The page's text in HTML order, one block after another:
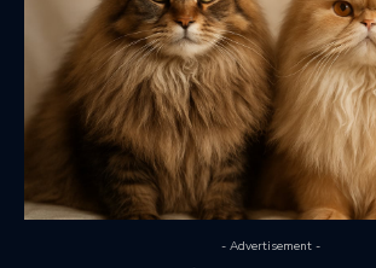
- Advertisement -